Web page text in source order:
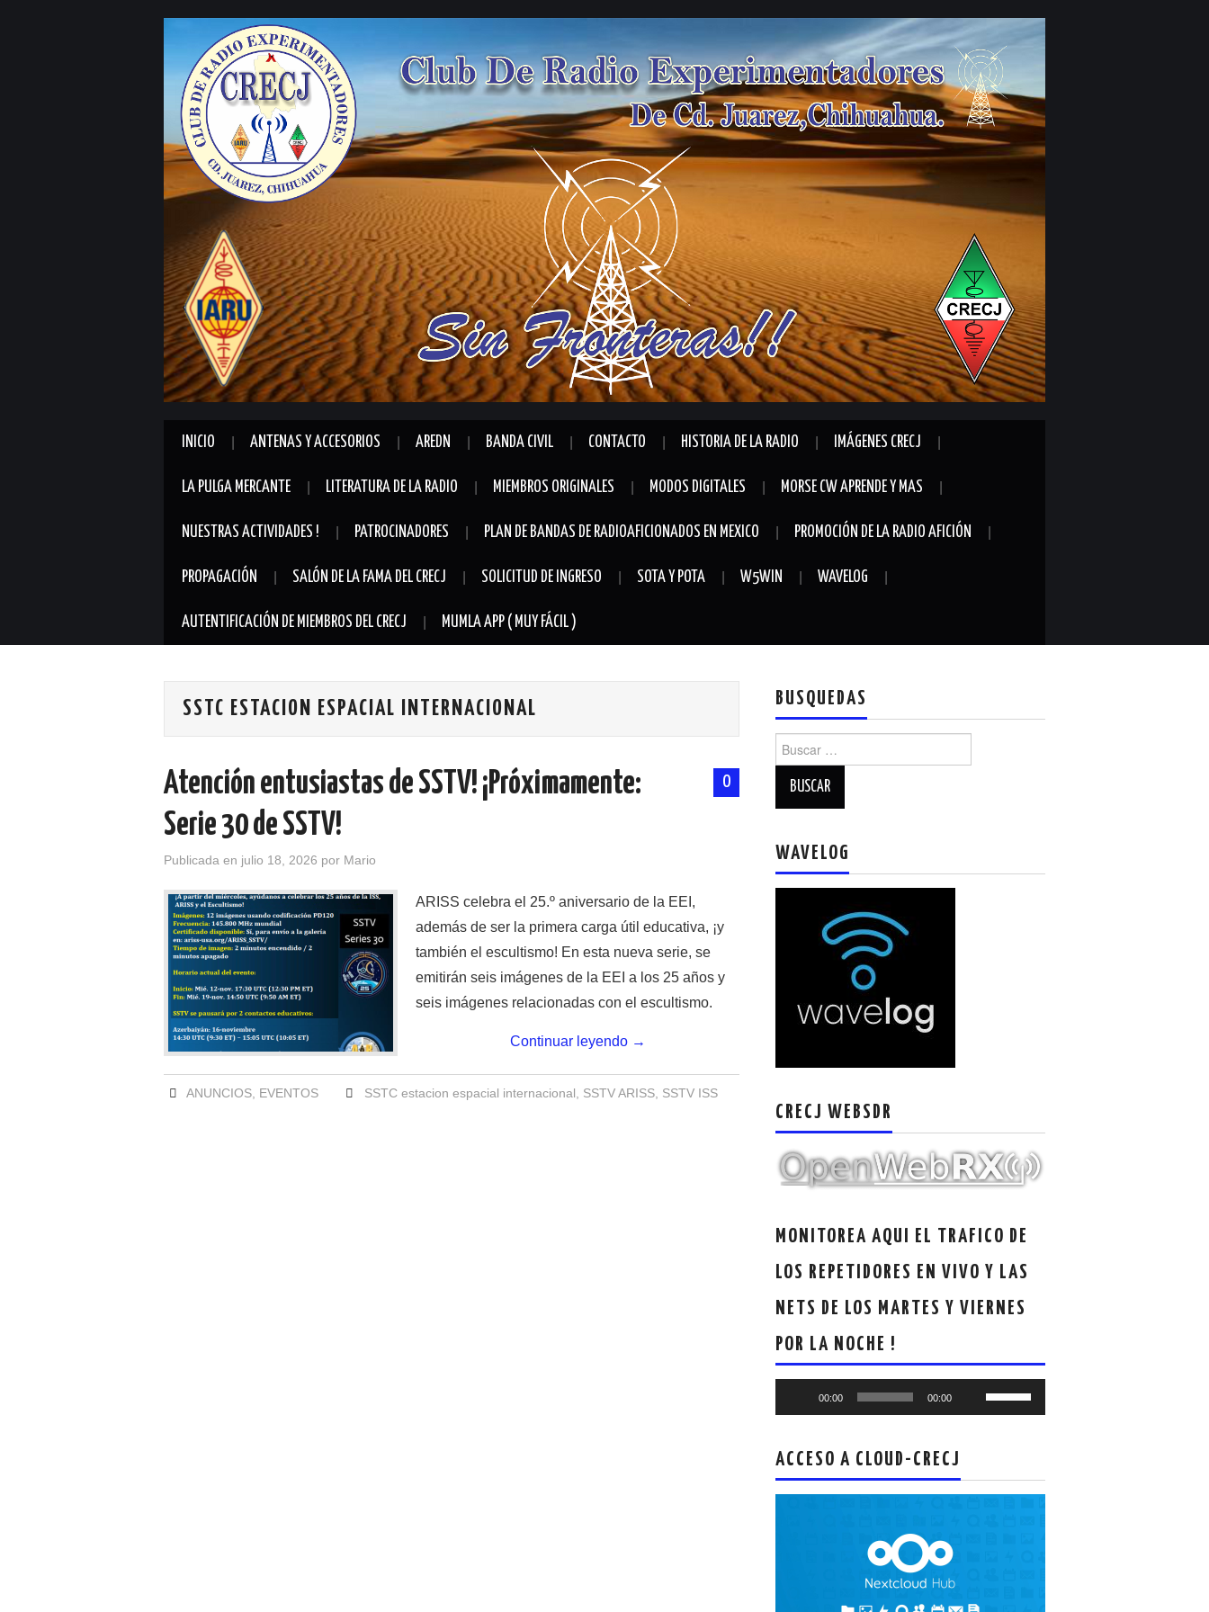
INICIO ANTENAS Y ACCESORIOS AREDN BANDA CIVIL CONTACTO HISTORIA DE LA RADIO IMÁGENES CRECJ
LA PULGA MERCANTE LITERATURA DE LA RADIO MIEMBROS ORIGINALES MODOS DIGITALES MORSE CW APRENDE Y MAS
NUESTRAS ACTIVIDADES ! PATROCINADORES PLAN DE BANDAS DE RADIOAFICIONADOS EN MEXICO PROMOCIÓN DE LA RADIO AFICIÓN
PROPAGACIÓN SALÓN DE LA FAMA DEL CRECJ SOLICITUD DE INGRESO SOTA Y POTA W5WIN WAVELOG
AUTENTIFICACIÓN DE MIEMBROS DEL CRECJ MUMLA APP ( MUY FÁCIL )
SSTC ESTACION ESPACIAL INTERNACIONAL
0
Atención entusiastas de SSTV! ¡Próximamente:
Serie 30 de SSTV!
Publicada en julio 18, 2026 por Mario
ARISS celebra el 25.º aniversario de la EEI,
además de ser la primera carga útil educativa, ¡y
también el escultismo! En esta nueva serie, se
emitirán seis imágenes de la EEI a los 25 años y
seis imágenes relacionadas con el escultismo.
Continuar leyendo →
ANUNCIOS EVENTOS SSTC estacion espacial internacional SSTV ARISS, SSTV ISS
BUSQUEDAS
WAVELOG
CRECJ WEBSDR
MONITOREA AQUI EL TRAFICO DE
LOS REPETIDORES EN VIVO Y LAS
NETS DE LOS MARTES Y VIERNES
POR LA NOCHE !
de
00:00 00:00
las
flecha
ACCESO A CLOUD-CRECJ